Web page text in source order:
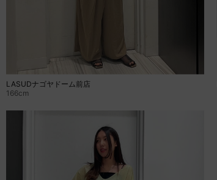
LASUDナゴヤドーム前店
166cm